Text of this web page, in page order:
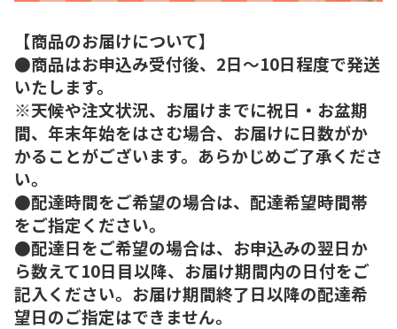
【商品のお届けについて】
●商品はお申込み受付後、2日～10日程度で発送
いたします。
※天候や注文状況、お届けまでに祝日・お盆期
間、年末年始をはさむ場合、お届けに日数がか
かることがございます。あらかじめご了承くださ
い。
●配達時間をご希望の場合は、配達希望時間帯
をご指定ください。
●配達日をご希望の場合は、お申込みの翌日か
ら数えて10日目以降、お届け期間内の日付をご
記入ください。お届け期間終了日以降の配達希
望日のご指定はできません。